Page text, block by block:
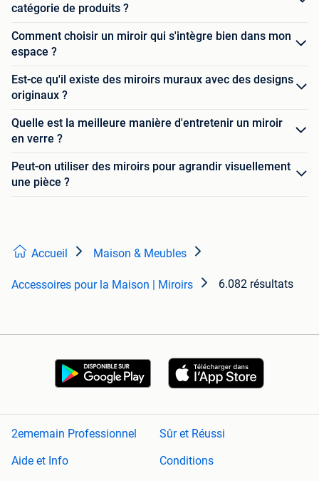
catégorie de produits ?
Comment choisir un miroir qui s'intègre bien dans mon
espace ?
Est-ce qu'il existe des miroirs muraux avec des designs
originaux ?
Quelle est la meilleure manière d'entretenir un miroir
en verre ?
Peut-on utiliser des miroirs pour agrandir visuellement
une pièce ?
Accueil Maison & Meubles
Accessoires pour la Maison | Miroirs 6.082 résultats
2ememain Professionnel
Sûr et Réussi
Aide et Info
Conditions